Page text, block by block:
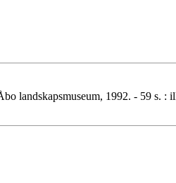
landskapsmuseum, 1992. - 59 s. :